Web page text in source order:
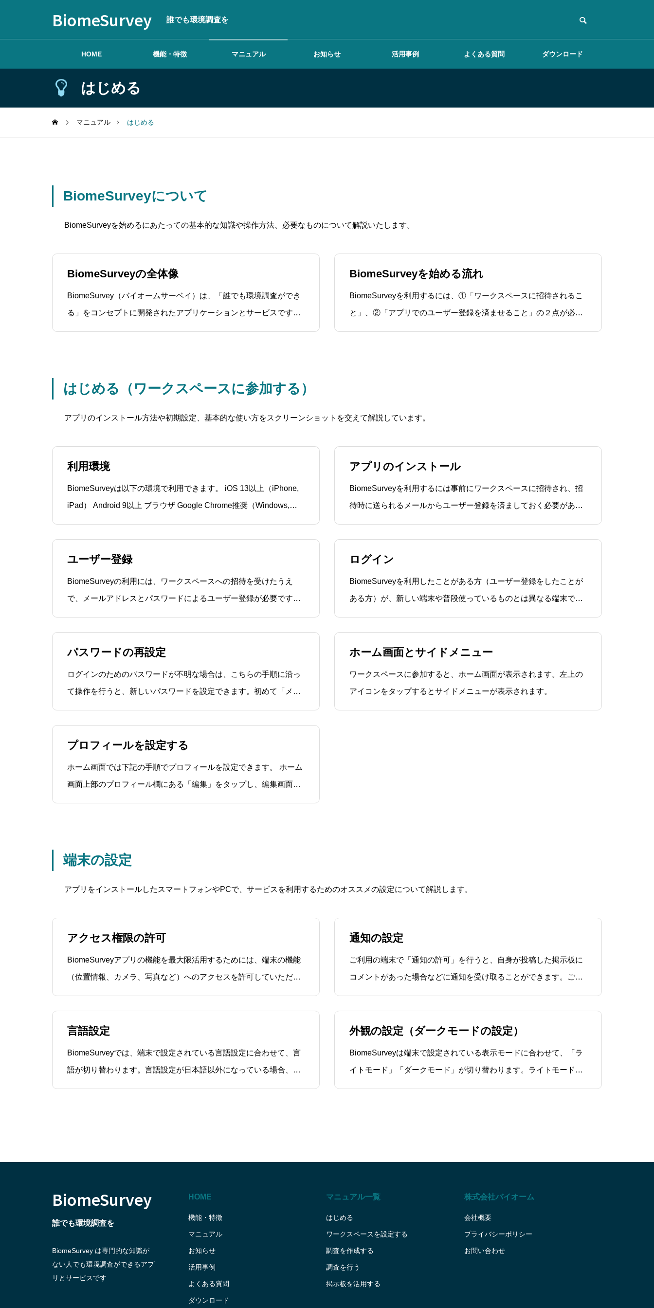
BiomeSurvey 誰でも環境調査を
HOME 機能・特徴 マニュアル お知らせ 活用事例 よくある質問 ダウンロード
はじめる
はじめる
マニュアル はじめる
BiomeSurveyについて
BiomeSurveyを始めるにあたっての基本的な知識や操作方法、必要なものについて解説いたします。
BiomeSurveyの全体像
BiomeSurvey（バイオームサーベイ）は、「誰でも環境調査ができ
る」をコンセプトに開発されたアプリケーションとサービスです。
BiomeSurveyの利用者は、「ワークスペース」という組織や団体に
BiomeSurveyを始める流れ
BiomeSurveyを利用するには、①「ワークスペースに招待されるこ
と」、②「アプリでのユーザー登録を済ませること」の２点が必要
です。登録の流れ登録方法 ユーザー登録マニュアル（PDF /
はじめる（ワークスペースに参加する）
アプリのインストール方法や初期設定、基本的な使い方をスクリーンショットを交えて解説しています。
利用環境
BiomeSurveyは以下の環境で利用できます。 iOS 13以上（iPhone,
iPad） Android 9以上 ブラウザ Google Chrome推奨（Windows,
Mac, Chromebookなど）関連マニュアル
アプリのインストール
BiomeSurveyを利用するには事前にワークスペースに招待され、招
待時に送られるメールからユーザー登録を済ましておく必要があり
ます。利用環境BiomeSurveyは以下の環境で利用できます。iOS 13
以上（iPhone, iPad）Android 9以上ブラウザ G
ユーザー登録
BiomeSurveyの利用には、ワークスペースへの招待を受けたうえ
で、メールアドレスとパスワードによるユーザー登録が必要です。
ユーザー登録は、以下の手順で行います。登録メールアドレスに
「ワンタイムパスワード」をお送りしますので、
BiomeSurvey（survey@biome.co.jp）からのメ
ログイン
BiomeSurveyを利用したことがある方（ユーザー登録をしたことが
ある方）が、新しい端末や普段使っているものとは異なる端末で利
用する際のログイン手順を解説しています。ユーザー登録方法は、
こちらのマニュアルをご確認ください。ログイン手順 BiomeSurvey
アプリを起動し、
パスワードの再設定
ログインのためのパスワードが不明な場合は、こちらの手順に沿っ
て操作を行うと、新しいパスワードを設定できます。初めて「メー
ルとパスワードでログイン」を行う際は、まだパスワードが設定さ
れていない状態です。そのため、こちらのパスワードの再発行の手
順に沿って、パスワードを設定する必要があります。
ホーム画面とサイドメニュー
ワークスペースに参加すると、ホーム画面が表示されます。左上の
アイコンをタップするとサイドメニューが表示されます。
プロフィールを設定する
ホーム画面では下記の手順でプロフィールを設定できます。 ホーム
画面上部のプロフィール欄にある「編集」をタップし、編集画面を
表示します。 カメラマークをタップし、プロフィール画像を設定し
端末の設定
アプリをインストールしたスマートフォンやPCで、サービスを利用するためのオススメの設定について解説します。
アクセス権限の許可
BiomeSurveyアプリの機能を最大限活用するためには、端末の機能
（位置情報、カメラ、写真など）へのアクセスを許可していただく
必要があります。アクセスの許可がない状態で、BiomeSurveyでマ
ップの表示や、メディアの追加を行おうとすると、「アクセス許可
のダイアログ」が表示されますので、「許可
通知の設定
ご利用の端末で「通知の許可」を行うと、自身が投稿した掲示板に
コメントがあった場合などに通知を受け取ることができます。ご自
身の利用環境に合わせて、通知設定を行ってください。iOSの通知
設定 iOSの「設定」を開き、下方にスクロールして
「BiomeSurvey」を選択します。 アクセ
言語設定
BiomeSurveyでは、端末で設定されている言語設定に合わせて、言
語が切り替わります。言語設定が日本語以外になっている場合、ア
プリの表示が英語になります。
外観の設定（ダークモードの設定）
BiomeSurveyは端末で設定されている表示モードに合わせて、「ラ
イトモード」「ダークモード」が切り替わります。ライトモードは
アプリの背景色に白を、ダークモードはアプリの背景色に黒を基調
HOME
機能・特徴
マニュアル
お知らせ
活用事例
よくある質問
ダウンロード
マニュアル一覧
はじめる
ワークスペースを設定する
調査を作成する
調査を行う
掲示板を活用する
株式会社バイオーム
会社概要
プライバシーポリシー
お問い合わせ
BiomeSurvey
誰でも環境調査を
BiomeSurvey は専門的な知識が
ない人でも環境調査ができるアプ
リとサービスです